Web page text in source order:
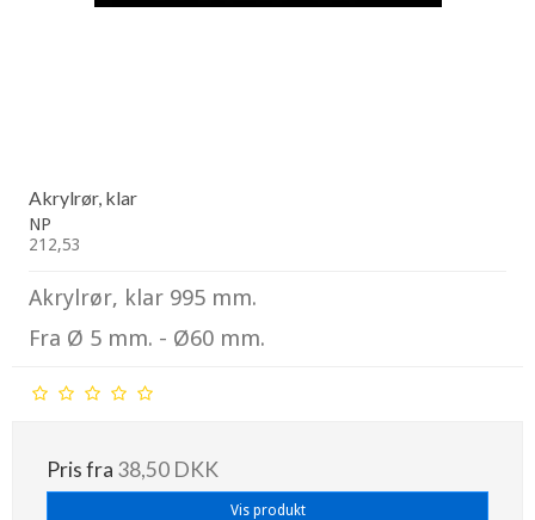
Akrylrør, klar
NP
212,53
Akrylrør, klar 995 mm.
Fra Ø 5 mm. - Ø60 mm.
Pris fra 38,50 DKK
Vis produkt